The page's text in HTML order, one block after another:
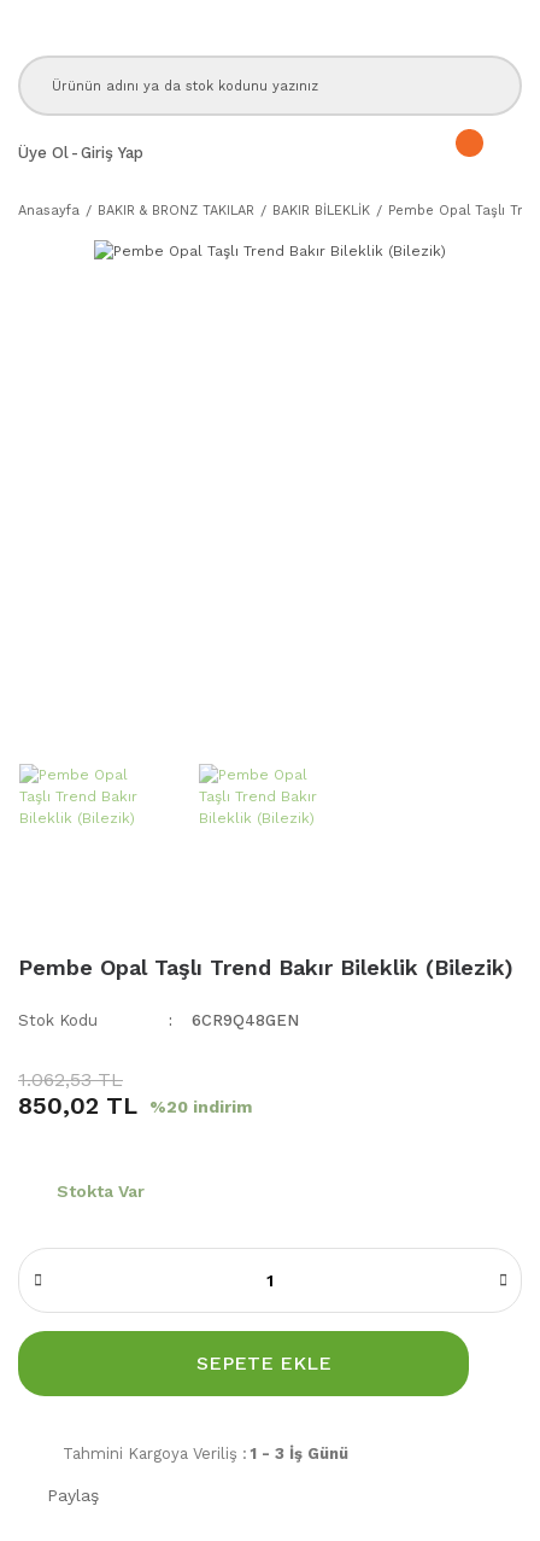
Üye Ol - Giriş Yap
Anasayfa BAKIR & BRONZ TAKILAR BAKIR BİLEKLİK Pembe Opal Taşlı
Pembe Opal Taşlı Trend Bakır Bileklik (Bilezik)
Stok Kodu 6CR9Q48GEN
1.062,53 TL
850,02 TL %20 indirim
Stokta Var
SEPETE EKLE
Tahmini Kargoya Veriliş : 1 - 3 İş Günü
Paylaş